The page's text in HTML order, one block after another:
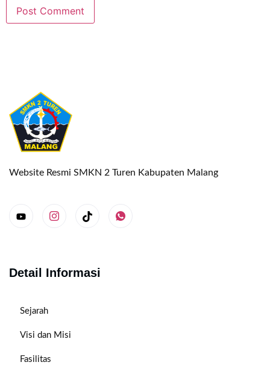
Website Resmi SMKN 2 Turen Kabupaten Malang
Detail Informasi
Sejarah
Visi dan Misi
Fasilitas